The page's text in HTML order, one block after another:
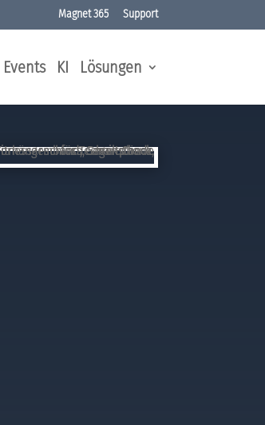
Magnet 365 Support
Events KI Lösungen